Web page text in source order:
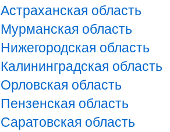
Астраханская область
Мурманская область
Нижегородская область
Калининградская область
Орловская область
Пензенская область
Саратовская область